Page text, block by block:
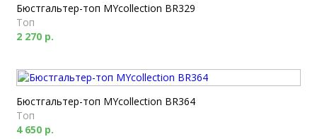
Бюстгальтер-топ MYcollection BR329
Топ
2 270 р.
Бюстгальтер-топ MYcollection BR364
Топ
4 650 р.